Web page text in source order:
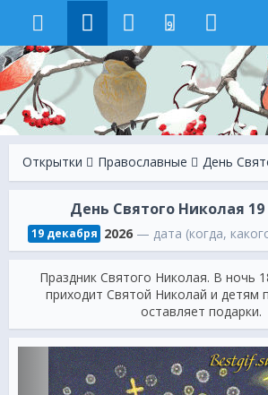
9
Открытки Православные День
День Святого Николая
19 декабря 2026 — дата (когда,
Праздник Святого Николая. В ночь
приходит Святой Николай и детям
оставляет подарки.